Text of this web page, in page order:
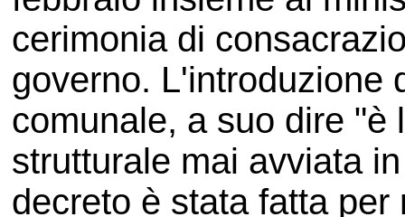
cerimonia di
governo. L'introduzione
comunale, a suo dire "è
strutturale mai avviata
decreto è stata fatta